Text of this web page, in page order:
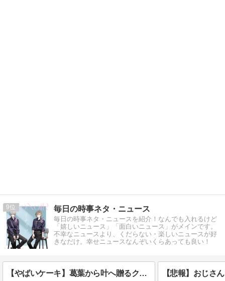
9 毎日の時事ネタ・ニュース
毎日の時事ネタ・ニュースを紹介！なんでも入れるけど
「嬉しいニュース」「面白いニュース」がメインです。
不幸なニュースより、くだらない・楽しいニュースが好
きなだけ。幸せニュースなんぞいくらあっても良い！
【やばいケーキ】葛葉から叶へ贈るクセ強バースデーソング：甘いよりは美味いヤヴァイケーキ